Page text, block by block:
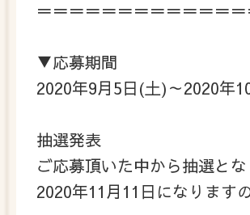
＝＝＝＝＝＝＝＝＝＝＝＝
▼応募期間
2020年9月5日(土)～2020年
抽選発表
ご応募頂いた中から抽選とな
2020年11月11日になります